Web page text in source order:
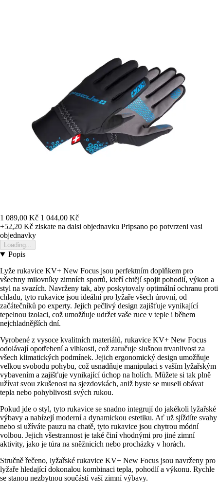
1 089,00 Kč 1 044,00 Kč
+52,20 Kč ziskate na dalsi objednavku Pripsano po potvrzeni vasi
objednavky
Loading...
Popis
Lyže rukavice KV+ New Focus jsou perfektním doplňkem pro
všechny milovníky zimních sportů, kteří chtějí spojit pohodlí, výkon a
styl na svazích. Navrženy tak, aby poskytovaly optimální ochranu proti
chladu, tyto rukavice jsou ideální pro lyžaře všech úrovní, od
začátečníků po experty. Jejich pečlivý design zajišťuje vynikající
tepelnou izolaci, což umožňuje udržet vaše ruce v teple i během
nejchladnějších dní.
Vyrobené z vysoce kvalitních materiálů, rukavice KV+ New Focus
odolávají opotřebení a vlhkosti, což zaručuje slušnou trvanlivost za
všech klimatických podmínek. Jejich ergonomický design umožňuje
velkou svobodu pohybu, což usnadňuje manipulaci s vaším lyžařským
vybavením a zajišťuje vynikající úchop na holích. Můžete si tak plně
užívat svou zkušenost na sjezdovkách, aniž byste se museli obávat
tepla nebo pohyblivosti svých rukou.
Pokud jde o styl, tyto rukavice se snadno integrují do jakékoli lyžařské
výbavy a nabízejí moderní a dynamickou estetiku. Ať už sjíždíte svahy
nebo si užíváte pauzu na chatě, tyto rukavice jsou chytrou módní
volbou. Jejich všestrannost je také činí vhodnými pro jiné zimní
aktivity, jako je túra na sněžnicích nebo procházky v horách.
Stručně řečeno, lyžařské rukavice KV+ New Focus jsou navrženy pro
lyžaře hledající dokonalou kombinaci tepla, pohodlí a výkonu. Rychle
se stanou nezbytnou součástí vaší zimní výbavy.